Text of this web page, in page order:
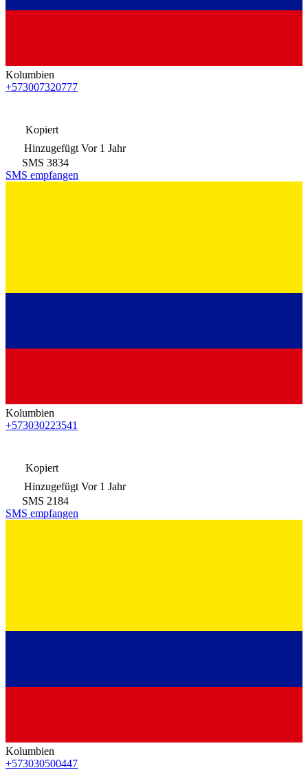
Kolumbien
+573007320777
Kopiert
Hinzugefügt Vor 1 Jahr
SMS 3834
SMS empfangen
Kolumbien
+573030223541
Kopiert
Hinzugefügt Vor 1 Jahr
SMS 2184
SMS empfangen
Kolumbien
+573030500447